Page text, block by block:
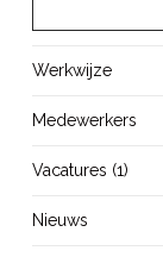
Werkwijze
Medewerkers
Vacatures (1)
Nieuws